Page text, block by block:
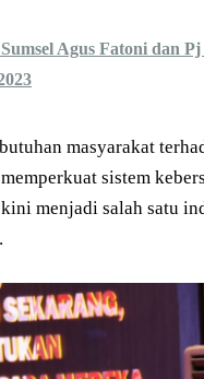
Agus Fatoni dan
masyarakat
sistem
menjadi salah satu